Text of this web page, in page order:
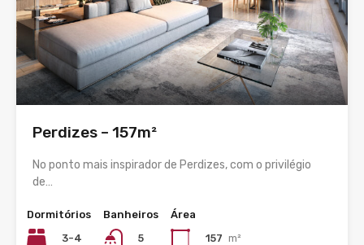
Perdizes – 157m²
No ponto mais inspirador de Perdizes, com o privilégio
de…
Dormitórios
3-4
Banheiros
5
Área
157 m²